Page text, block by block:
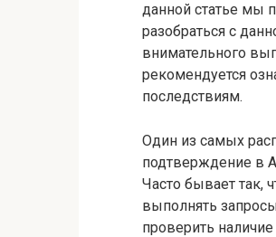
данной статье мы
разобраться с
внимательного
рекомендуется
последствиям.
Один из самых
подтверждение в
Часто бывает так,
выполнять
проверить